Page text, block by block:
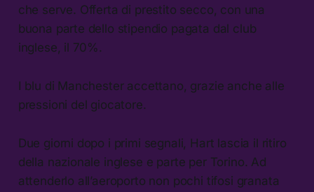
che serve. Offerta di prestito secco, con una
buona parte dello stipendio pagata dal club
inglese, il 70%.
I blu di Manchester accettano, grazie anche alle
pressioni del giocatore.
Due giorni dopo i primi segnali, Hart lascia il ritiro
della nazionale inglese e parte per Torino. Ad
attenderlo all’aeroporto non pochi tifosi granata